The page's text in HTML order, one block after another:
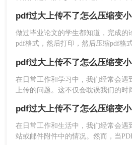
项，如压缩质量、分辨率
提高办公效率。
缺点：需要下载和安装软
磁盘空间。
推荐工具：转转大师PDF转换
1、下载并安装转转大师PDF
做过毕业论文的学生都知道，完成的
pdf格式，然后打印，然后压缩pdf格
在你马上就知道了，下面就来给大家
在日常工作和学习中，我们经常会遇
上传的问题。这不仅会耽误我们的
效的PDF文件压缩方法，帮助大家轻
在日常工作和生活中，我们经常会遇
站或邮件附件中的情况。然而，当